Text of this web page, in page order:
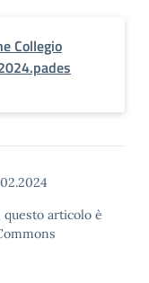
Collegio
articolo è